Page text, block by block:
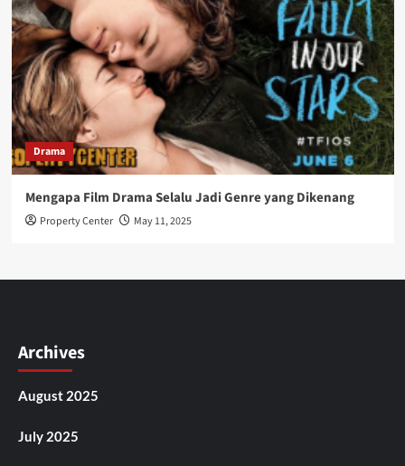
Drama
Mengapa Film Drama Selalu Jadi Genre yang Dikenang
Property Center May 11, 2025
Archives
August 2025
July 2025